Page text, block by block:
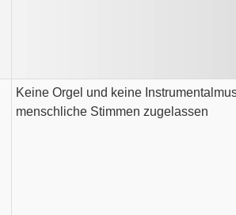
Keine Orgel und keine
menschliche Stimmen zugelassen